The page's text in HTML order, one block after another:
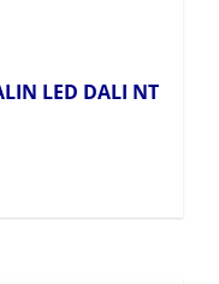
LED DALI NT